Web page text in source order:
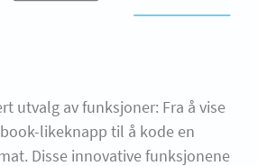
utvalg av funksjoner: Fra å vise
likeknapp til å kode en
Disse innovative funksjonene